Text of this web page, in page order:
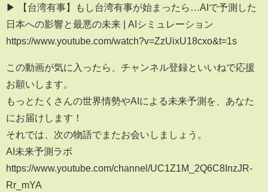
▶ 【台湾有事】もし台湾有事が始まったら…AIで予測した
日本への影響と最悪の未来 | AIシミュレーション
https://www.youtube.com/watch?v=ZzUixU18cxo&t=1s
この動画が気に入ったら、チャンネル登録といいねで応援
お願いします。
もっとたくさんの世界情勢やAIによる未来予測を、あなた
にお届けします！
それでは、次の物語でまたお会いしましょう。
AI未来予測ラボ
https://www.youtube.com/channel/UC1Z1M_2Q6C8InzJR-
Rr_mYA